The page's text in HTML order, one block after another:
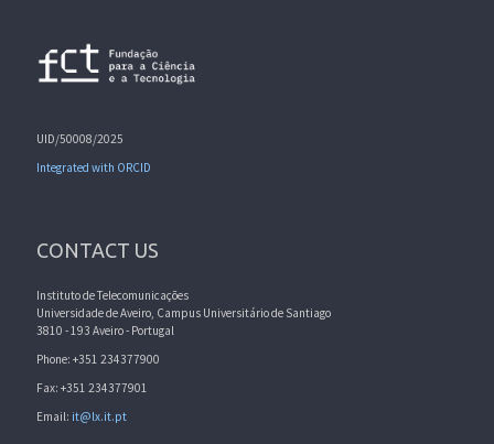
UID/50008/2025
Integrated with ORCID
CONTACT US
Instituto de Telecomunicações
Universidade de Aveiro, Campus Universitário de Santiago
3810 - 193 Aveiro - Portugal
Phone: +351 234377900
Fax: +351 234377901
Email: it@lx.it.pt